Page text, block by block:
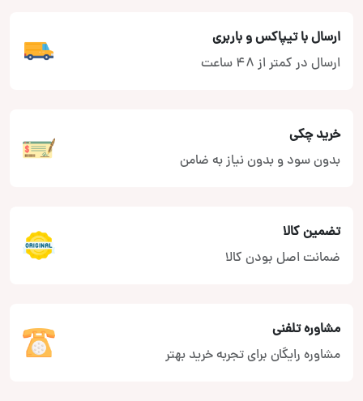
ارسال با تیپاکس و باربری
ارسال در کمتر از 48 ساعت
خرید چکی
بدون سود و بدون نیاز به ضامن
تضمین کالا
ضمانت اصل بودن کالا
مشاوره تلفنی
مشاوره رایگان برای تجربه خرید بهتر